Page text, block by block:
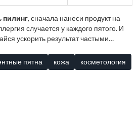
пилинг, сначала нанеси продукт на
случается у каждого пятого. И
ускорить результат частыми
пятна кожа косметология